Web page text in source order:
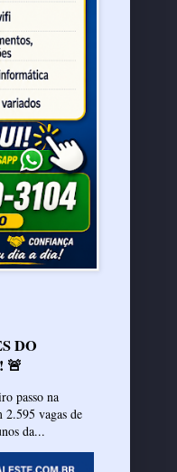
DO
🚨
passo na
vagas de
da...